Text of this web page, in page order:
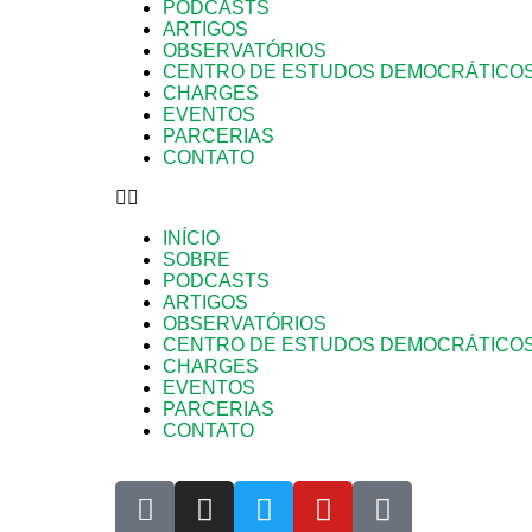
PODCASTS
ARTIGOS
OBSERVATÓRIOS
CENTRO DE ESTUDOS
CHARGES
EVENTOS
PARCERIAS
CONTATO
INÍCIO
SOBRE
PODCASTS
ARTIGOS
OBSERVATÓRIOS
CENTRO DE ESTUDOS
CHARGES
EVENTOS
PARCERIAS
CONTATO